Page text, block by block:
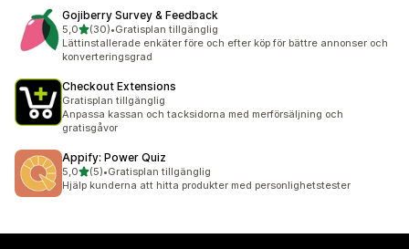
Gojiberry Survey & Feedback
5,0av 5 stjärnor
(30)
30 recensioner totalt
•Gratisplan tillgänglig
Lättinstallerade enkäter före och efter köp för bättre annonser och
konverteringsgrad
Checkout Extensions
Gratisplan tillgänglig
Anpassa kassan och tacksidorna med merförsäljning och
gratisgåvor
Appify: Power Quiz
5,0av 5 stjärnor
(5)
5 recensioner totalt
•Gratisplan tillgänglig
Hjälp kunderna att hitta produkter med personlighetstester